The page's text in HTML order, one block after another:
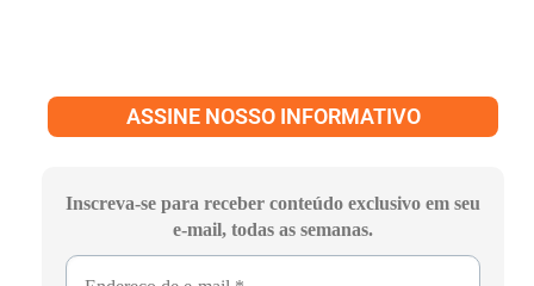
ASSINE NOSSO INFORMATIVO
Inscreva-se para receber conteúdo exclusivo em seu
e-mail, todas as semanas.